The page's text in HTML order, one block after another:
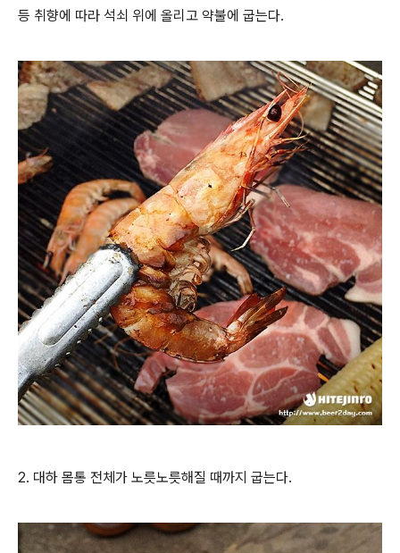
등 취향에 따라 석쇠 위에 올리고 약불에 굽는다.
2. 대하 몸통 전체가 노릇노릇해질 때까지 굽는다.